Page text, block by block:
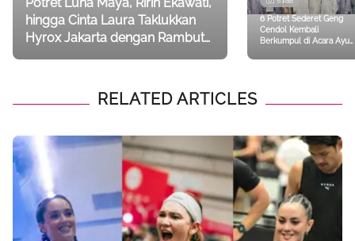
hingga Cinta Laura Taklukkan
Hyrox Jakarta dengan Rambut
6 Potret Sederet Geng
Cendol Kembali
Berkumpul di Acara Ayu
RELATED ARTICLES